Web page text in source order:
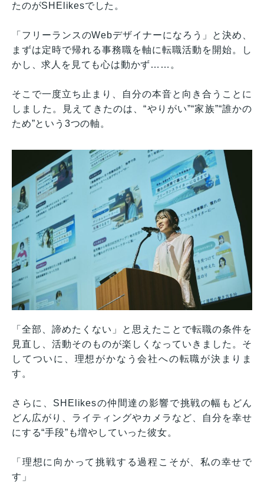
たのがSHElikesでした。
「フリーランスのWebデザイナーになろう」と決め、
まずは定時で帰れる事務職を軸に転職活動を開始。し
かし、求人を見ても心は動かず……。
そこで一度立ち止まり、自分の本音と向き合うことに
しました。見えてきたのは、“やりがい”“家族”“誰かの
ため”という3つの軸。
「全部、諦めたくない」と思えたことで転職の条件を
見直し、活動そのものが楽しくなっていきました。そ
してついに、理想がかなう会社への転職が決まりま
す。
さらに、SHElikesの仲間達の影響で挑戦の幅もどん
どん広がり、ライティングやカメラなど、自分を幸せ
にする“手段”も増やしていった彼女。
「理想に向かって挑戦する過程こそが、私の幸せで
す」